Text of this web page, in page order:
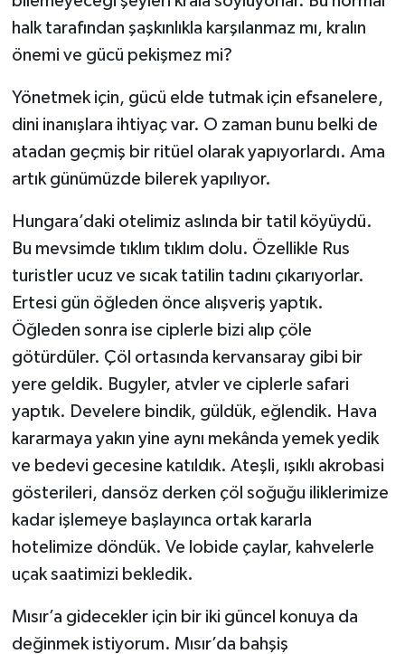
halk tarafından şaşkınlıkla karşılanmaz mı, kralın
önemi ve gücü pekişmez mi?
Yönetmek için, gücü elde tutmak için efsanelere,
dini inanışlara ihtiyaç var. O zaman bunu belki de
atadan geçmiş bir ritüel olarak yapıyorlardı. Ama
artık günümüzde bilerek yapılıyor.
Hungara’daki otelimiz aslında bir tatil köyüydü.
Bu mevsimde tıklım tıklım dolu. Özellikle Rus
turistler ucuz ve sıcak tatilin tadını çıkarıyorlar.
Ertesi gün öğleden önce alışveriş yaptık.
Öğleden sonra ise ciplerle bizi alıp çöle
götürdüler. Çöl ortasında kervansaray gibi bir
yere geldik. Bugyler, atvler ve ciplerle safari
yaptık. Develere bindik, güldük, eğlendik. Hava
kararmaya yakın yine aynı mekânda yemek yedik
ve bedevi gecesine katıldık. Ateşli, ışıklı akrobasi
gösterileri, dansöz derken çöl soğuğu iliklerimize
kadar işlemeye başlayınca ortak kararla
hotelimize döndük. Ve lobide çaylar, kahvelerle
uçak saatimizi bekledik.
Mısır’a gidecekler için bir iki güncel konuya da
değinmek istiyorum. Mısır’da bahşiş